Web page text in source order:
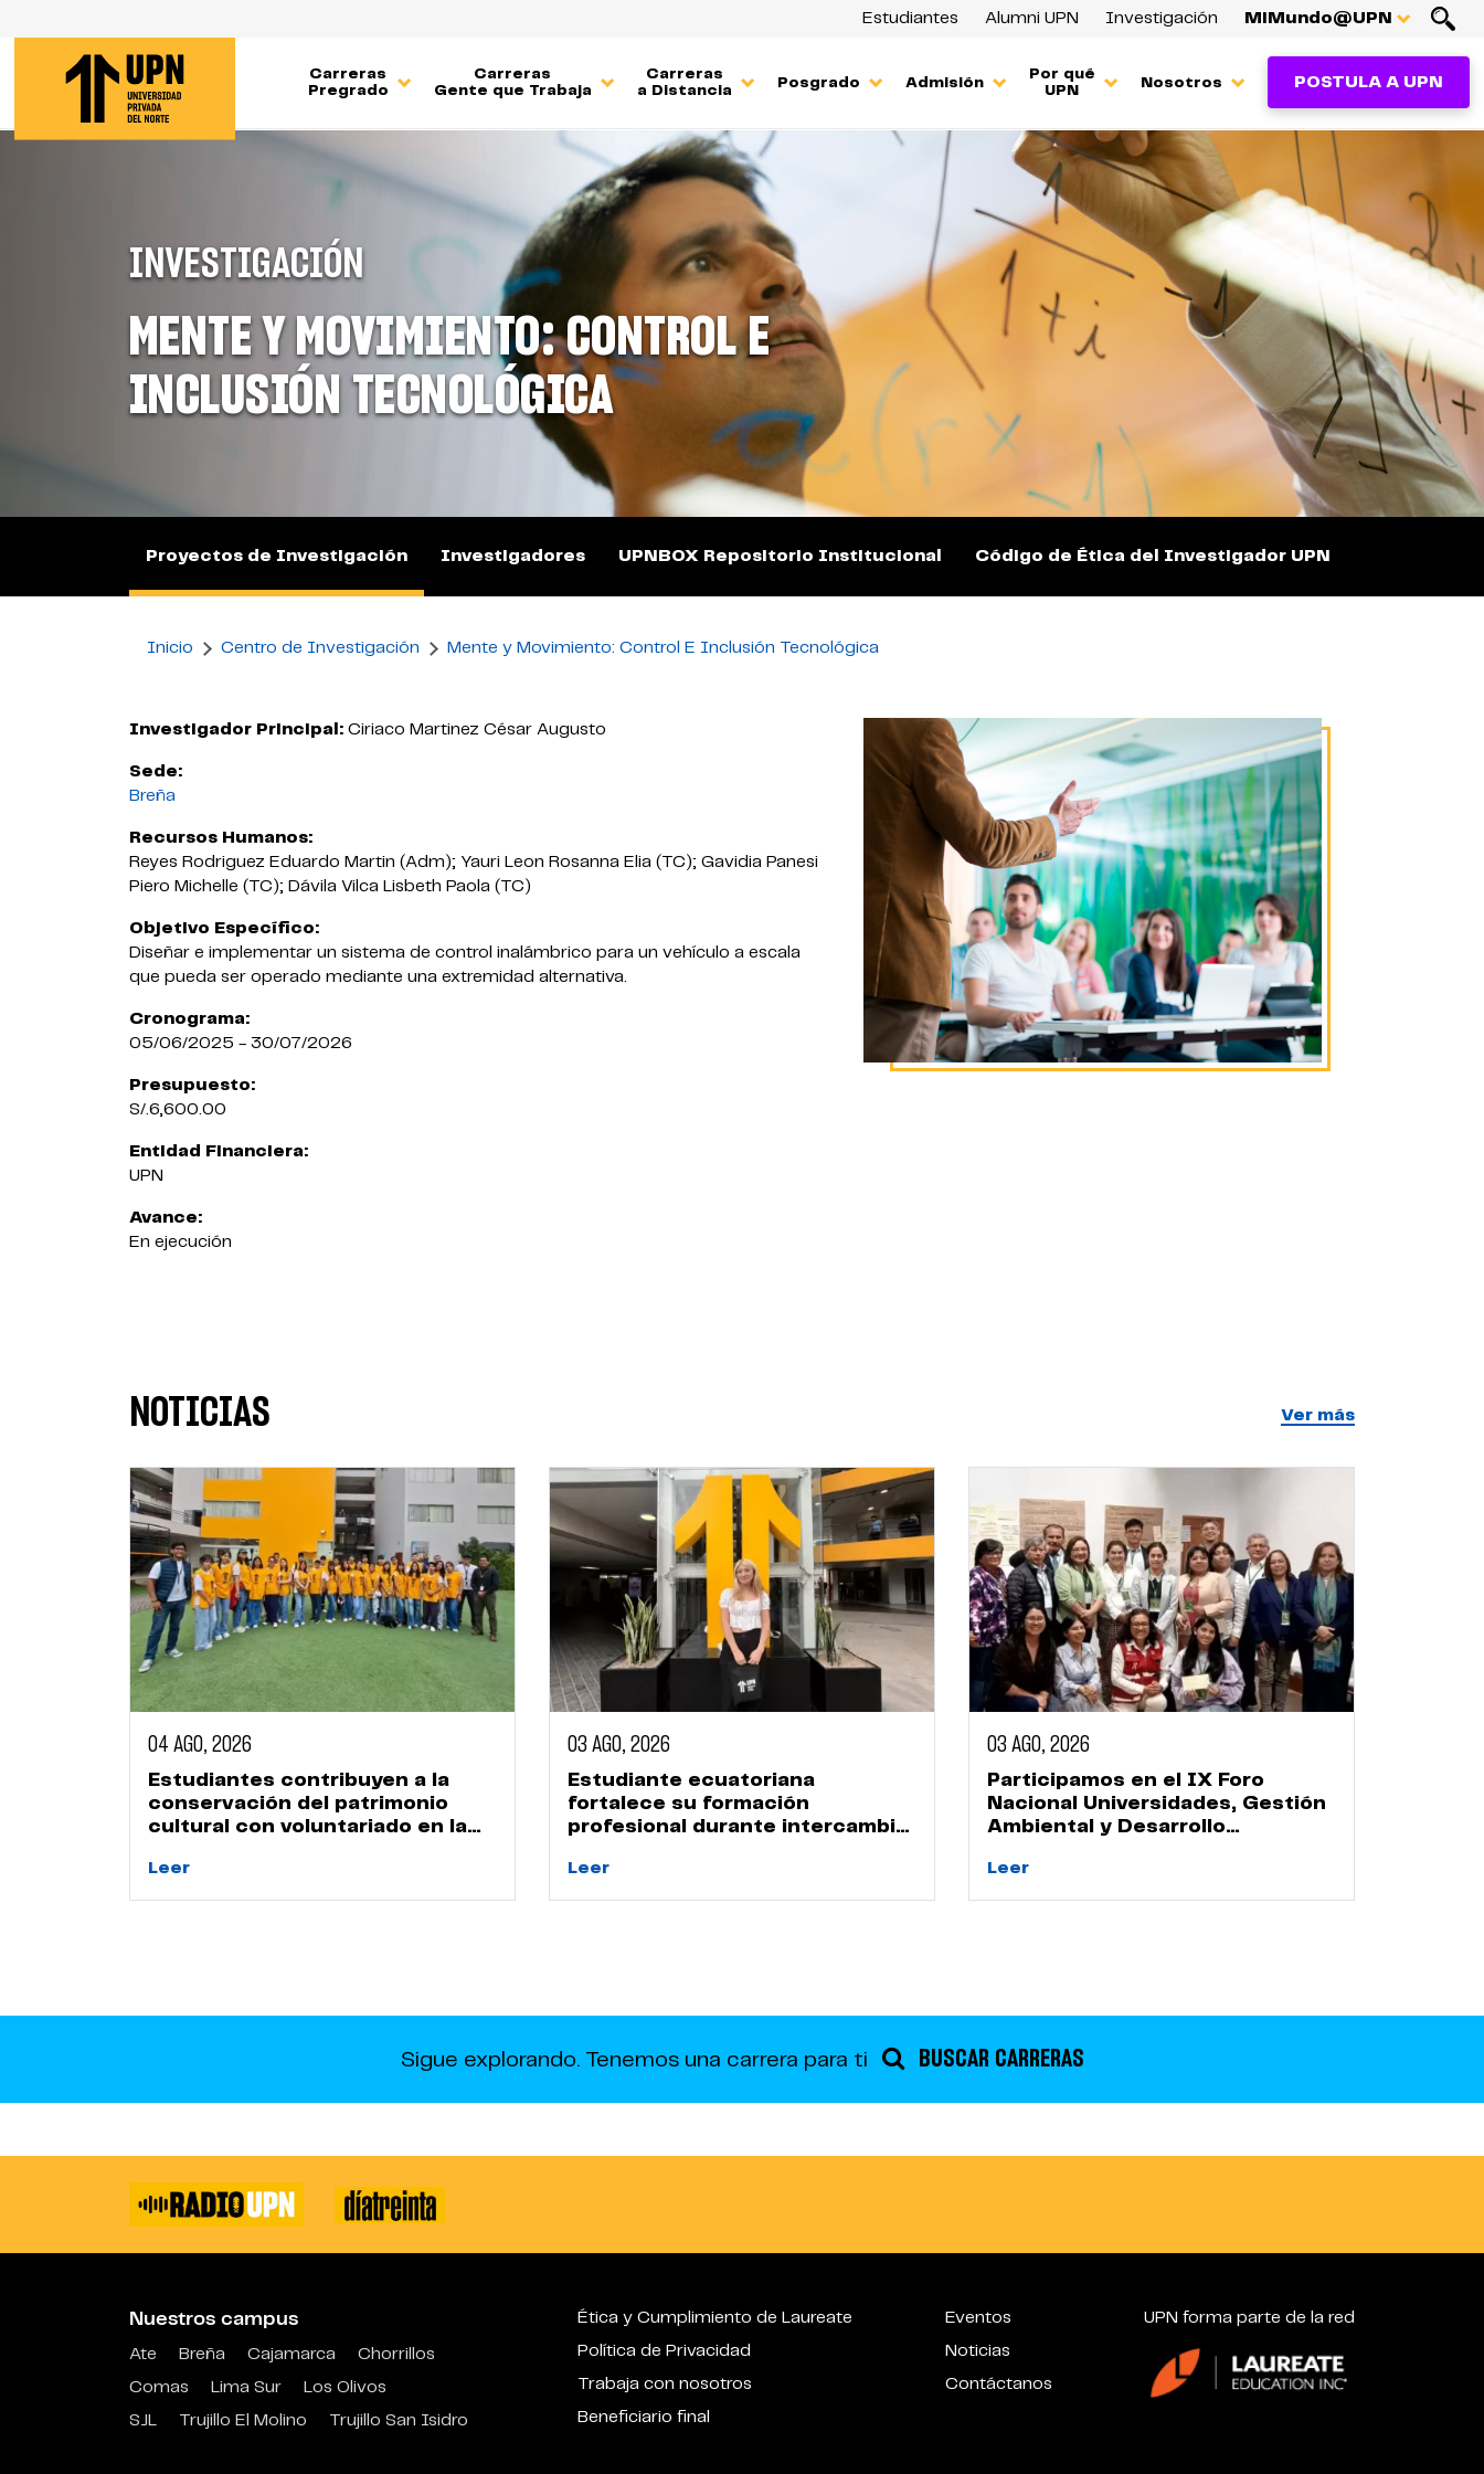
contenido
principal
Estudiantes Alumni UPN Investigación MiMundo@UPN
Carreras
Pregrado
Carreras
Gente que Trabaja
Carreras
a Distancia
Posgrado Admisión
Por qué
UPN
Nosotros POSTULA A UPN
INVESTIGACIÓN
MENTE Y MOVIMIENTO: CONTROL E
INCLUSIÓN TECNOLÓGICA
Proyectos de Investigación Investigadores UPNBOX Repositorio Institucional Código de Ética del Investigador UPN
Inicio Centro de Investigación Mente y Movimiento: Control E Inclusión Tecnológica
Investigador Principal: Ciriaco Martinez César Augusto
Sede:
Breña
Recursos Humanos:
Reyes Rodriguez Eduardo Martin (Adm); Yauri Leon Rosanna Elia (TC); Gavidia Panesi
Piero Michelle (TC); Dávila Vilca Lisbeth Paola (TC)
Objetivo Específico:
Diseñar e implementar un sistema de control inalámbrico para un vehículo a escala
que pueda ser operado mediante una extremidad alternativa.
Cronograma:
05/06/2025 - 30/07/2026
Presupuesto:
S/.6,600.00
Entidad Financiera:
UPN
Avance:
En ejecución
NOTICIAS Ver más
04 AGO, 2026
Estudiantes contribuyen a la
conservación del patrimonio
cultural con voluntariado en la
Leer
03 AGO, 2026
Estudiante ecuatoriana
fortalece su formación
profesional durante intercambio
Leer
03 AGO, 2026
Participamos en el IX Foro
Nacional Universidades, Gestión
Ambiental y Desarrollo
Leer
Sigue explorando. Tenemos una carrera para ti BUSCAR CARRERAS
Nuestros campus
Ate Breña Cajamarca
Chorrillos
Comas
Lima Sur
Los Olivos
SJL
Trujillo El Molino Trujillo San Isidro
Ética y Cumplimiento de Laureate
Política de Privacidad
Trabaja con nosotros
Beneficiario final
Eventos
Noticias
Contáctanos
UPN forma parte de la red